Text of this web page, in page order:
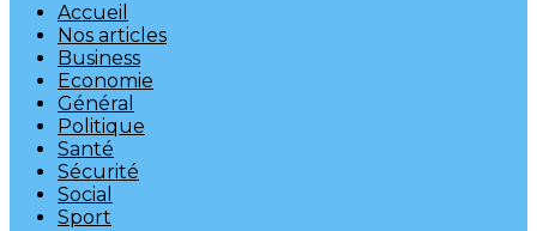
Accueil
Nos articles
Business
Economie
Général
Politique
Santé
Sécurité
Social
Sport